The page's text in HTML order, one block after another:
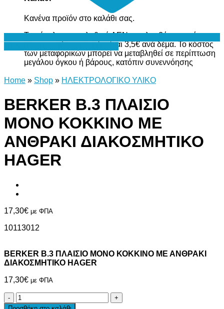
Κανένα προϊόν στο καλάθι σας.
Το σύνολο του καλαθιού ΔΕΝ περιλαμβάνει το κόστος
μεταφορικών, το οποίο είναι 3,5€ ανά δέμα. Το κόστος
των μεταφορικών μπορεί να μεταβληθεί σε περίπτωση
μεγάλου όγκου ή βάρους, κατόπιν συνεννόησης
Home » Shop » ΗΛΕΚΤΡΟΛΟΓΙΚΟ ΥΛΙΚΟ
BERKER Β.3 ΠΛΑΙΣΙΟ
ΜΟΝΟ ΚΟΚΚΙΝΟ ΜΕ
ΑΝΘΡΑΚΙ ΔΙΑΚΟΣΜΗΤΙΚΟ
HAGER
17,30€ με ΦΠΑ
10113012
BERKER Β.3 ΠΛΑΙΣΙΟ ΜΟΝΟ ΚΟΚΚΙΝΟ ΜΕ ΑΝΘΡΑΚΙ
ΔΙΑΚΟΣΜΗΤΙΚΟ HAGER
17,30€ με ΦΠΑ
BERKER
Β.3